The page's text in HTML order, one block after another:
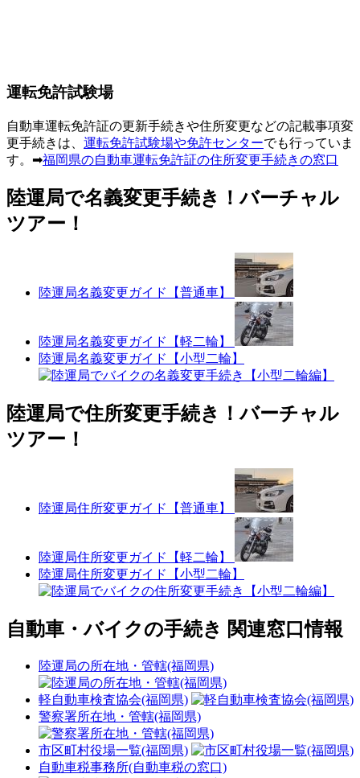
運転免許試験場
自動車運転免許証の更新手続きや住所変更などの記載事項変
更手続きは、 運転免許試験場や免許センターでも行っていま
す。➡福岡県の自動車運転免許証の住所変更手続きの窓口
陸運局で名義変更手続き！バーチャル
ツアー！
陸運局名義変更ガイド【普通車】
陸運局名義変更ガイド【軽二輪】
陸運局名義変更ガイド【小型二輪】
陸運局で住所変更手続き！バーチャル
ツアー！
陸運局住所変更ガイド【普通車】
陸運局住所変更ガイド【軽二輪】
陸運局住所変更ガイド【小型二輪】
自動車・バイクの手続き 関連窓口情報
陸運局の所在地・管轄(福岡県)
軽自動車検査協会(福岡県)
警察署所在地・管轄(福岡県)
市区町村役場一覧(福岡県)
自動車税事務所(自動車税の窓口)